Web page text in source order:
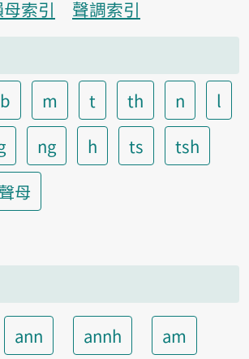
索引
聲調索引
b m t th n
l
ng h ts
tsh
母
ann annh
am